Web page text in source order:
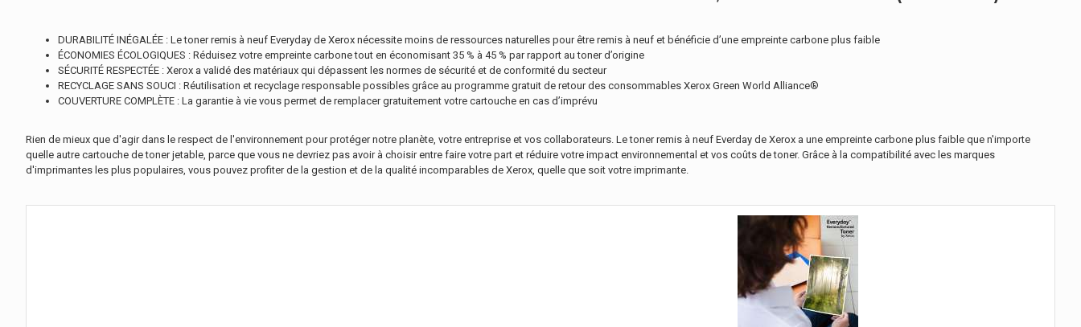
DURABILITÉ INÉGALÉE : Le toner remis à neuf Everyday de Xerox nécessite moins de ressources naturelles pour être remis à neuf et bénéficie d’une empreinte carbone plus faible
ÉCONOMIES ÉCOLOGIQUES : Réduisez votre empreinte carbone tout en économisant 35 % à 45 % par rapport au toner d’origine
SÉCURITÉ RESPECTÉE : Xerox a validé des matériaux qui dépassent les normes de sécurité et de conformité du secteur
RECYCLAGE SANS SOUCI : Réutilisation et recyclage responsable possibles grâce au programme gratuit de retour des consommables Xerox Green World Alliance®
COUVERTURE COMPLÈTE : La garantie à vie vous permet de remplacer gratuitement votre cartouche en cas d’imprévu
Rien de mieux que d'agir dans le respect de l'environnement pour protéger notre planète, votre entreprise et vos collaborateurs. Le toner remis à neuf Everday de Xerox a une empreinte carbone plus faible que n'importe
quelle autre cartouche de toner jetable, parce que vous ne devriez pas avoir à choisir entre faire votre part et réduire votre impact environnemental et vos coûts de toner. Grâce à la compatibilité avec les marques
d'imprimantes les plus populaires, vous pouvez profiter de la gestion et de la qualité incomparables de Xerox, quelle que soit votre imprimante.